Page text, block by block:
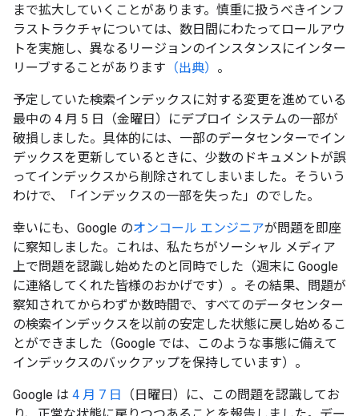
まで拡大していくことがあります。慎重に扱うべきインフ
ラストラクチャについては、数日間にわたってロールアウ
トを実施し、異なるリージョンのインスタンスにインター
リーブすることがあります （出典） 。
予定していた検索インデックスに対する変更を進めている
最中の 4 月 5 日（金曜日）にデプロイ システムの一部が
破損しました。具体的には、一部のデータセンターでイン
デックスを更新しているときに、少数のドキュメントが誤
ってインデックスから削除されてしまいました。そういう
わけで、「インデックスの一部を失った」のでした。
幸いにも、Google のオンコール エンジニアが問題を即座
に察知しました。これは、私たちがソーシャル メディア
上で問題を認識し始めたのと同時でした（週末に Google
に連絡してくれた皆様のおかげです）。その結果、問題が
察知されてからわずか数時間で、すべてのデータセンター
の検索インデックスを以前の安定した状態に戻し始めるこ
とができました（Google では、このような事態に備えて
インデックスのバックアップを保持しています）。
Google は 4 月 7 日
（日曜日）に、この問題を認識してお